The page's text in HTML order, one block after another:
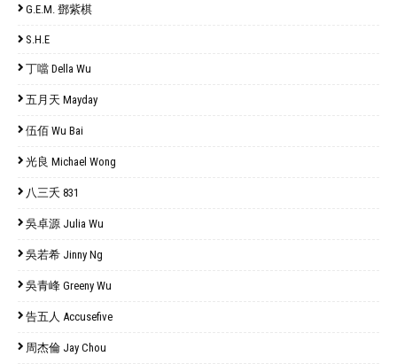
G.E.M. 鄧紫棋
S.H.E
丁噹 Della Wu
五月天 Mayday
伍佰 Wu Bai
光良 Michael Wong
八三夭 831
吳卓源 Julia Wu
吳若希 Jinny Ng
吳青峰 Greeny Wu
告五人 Accusefive
周杰倫 Jay Chou